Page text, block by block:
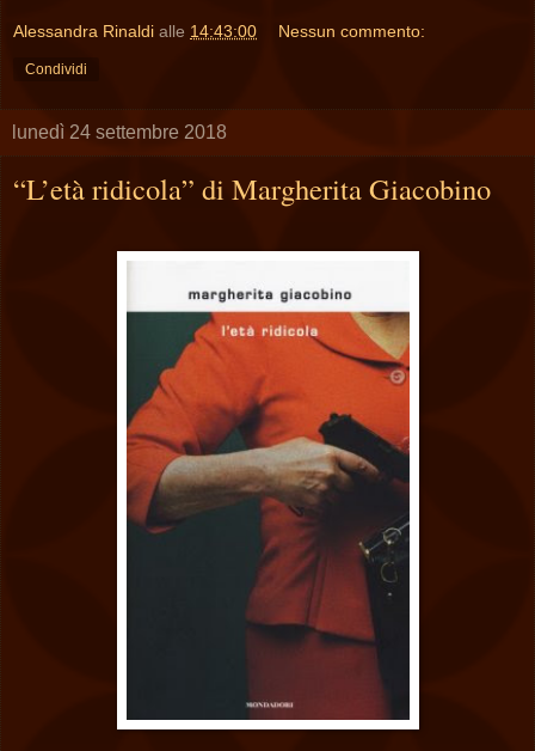
Alessandra Rinaldi alle 14:43:00 Nessun commento:
Condividi
lunedì 24 settembre 2018
“L’età ridicola” di Margherita Giacobino